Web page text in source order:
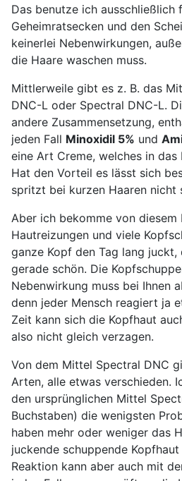
Das benutze ich ausschließlich
Geheimratsecken und den
keinerlei Nebenwirkungen,
die Haare waschen muss.
Mittlerweile gibt es z. B. das
DNC-L oder Spectral DNC-L.
andere Zusammensetzung,
jeden Fall Minoxidil 5% und
eine Art Creme, welches in
Hat den Vorteil es lässt sich
spritzt bei kurzen Haaren nicht
Aber ich bekomme von
Hautreizungen und viele
ganze Kopf den Tag lang juckt,
gerade schön. Die
Nebenwirkung muss bei Ihnen
denn jeder Mensch reagiert ja
Zeit kann sich die Kopfhaut
also nicht gleich verzagen.
Von dem Mittel Spectral DNC
Arten, alle etwas verschieden.
den ursprünglichen Mittel
Buchstaben) die wenigsten
haben mehr oder weniger das
juckende schuppende
Reaktion kann aber auch mit